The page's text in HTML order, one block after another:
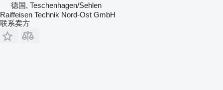
德国, Teschenhagen/Sehlen
Raiffeisen Technik Nord-Ost GmbH
联系卖方